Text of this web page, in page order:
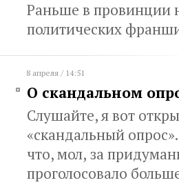
Раньше в провинции
политических
8 апреля / 14:51
О скандальном
Слушайте, я вот
«скандальный
что, мол, за
проголосовало